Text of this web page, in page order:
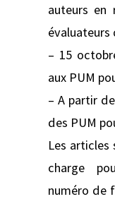
auteurs en
évaluateurs
– 15
aux PUM
– A partir
des PUM
Les articles
charge
numéro de